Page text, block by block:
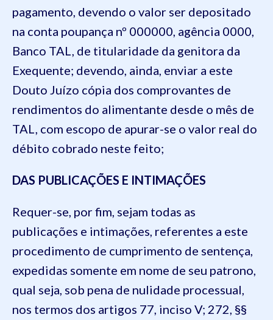
pagamento, devendo o valor ser depositado
na conta poupança nº 000000, agência 0000,
Banco TAL, de titularidade da genitora da
Exequente; devendo, ainda, enviar a este
Douto Juízo cópia dos comprovantes de
rendimentos do alimentante desde o mês de
TAL, com escopo de apurar-se o valor real do
débito cobrado neste feito;
DAS PUBLICAÇÕES E INTIMAÇÕES
Requer-se, por fim, sejam todas as
publicações e intimações, referentes a este
procedimento de cumprimento de sentença,
expedidas somente em nome de seu patrono,
qual seja, sob pena de nulidade processual,
nos termos dos artigos 77, inciso V; 272, §§